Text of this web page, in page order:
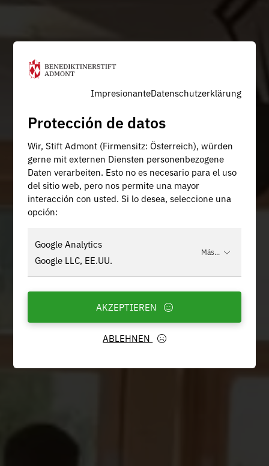
ImpresionanteDatenschutzerklärung
Protección de datos
Wir, Stift Admont (Firmensitz: Österreich), würden
gerne mit externen Diensten personenbezogene
Daten verarbeiten. Esto no es necesario para el uso
del sitio web, pero nos permite una mayor
interacción con usted. Si lo desea, seleccione una
opción:
Google Analytics
Google LLC, EE.UU.
Más...
ABLEHNEN
AKZEPTIEREN